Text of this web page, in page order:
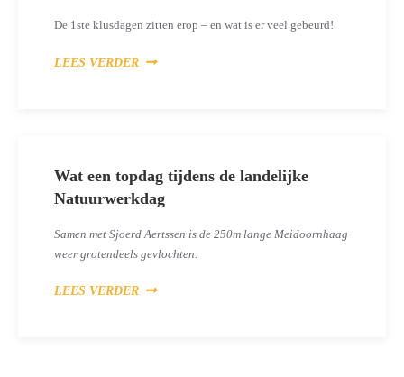
De 1ste klusdagen zitten erop – en wat is er veel gebeurd!
LEES VERDER
Wat een topdag tijdens de landelijke
Natuurwerkdag
Samen met Sjoerd Aertssen is de 250m lange Meidoornhaag
weer grotendeels gevlochten.
LEES VERDER